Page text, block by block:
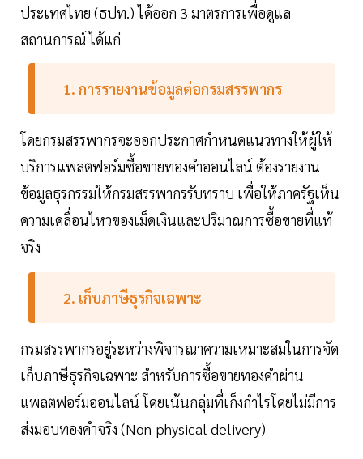
ประเทศไทย (ธปท.) ได้ออก 3 มาตรการเพื่อดูแล
สถานการณ์ ได้แก่
1. การรายงานข้อมูลต่อกรมสรรพากร
โดยกรมสรรพากรจะออกประกาศกำหนดแนวทางให้ผู้ให้
บริการแพลตฟอร์มซื้อขายทองคำออนไลน์ ต้องรายงาน
ข้อมูลธุรกรรมให้กรมสรรพากรรับทราบ เพื่อให้ภาครัฐเห็น
ความเคลื่อนไหวของเม็ดเงินและปริมาณการซื้อขายที่แท้
จริง
2. เก็บภาษีธุรกิจเฉพาะ
กรมสรรพากรอยู่ระหว่างพิจารณาความเหมาะสมในการจัด
เก็บภาษีธุรกิจเฉพาะ สำหรับการซื้อขายทองคำผ่าน
แพลตฟอร์มออนไลน์ โดยเน้นกลุ่มที่เก็งกำไรโดยไม่มีการ
ส่งมอบทองคำจริง (Non-physical delivery)